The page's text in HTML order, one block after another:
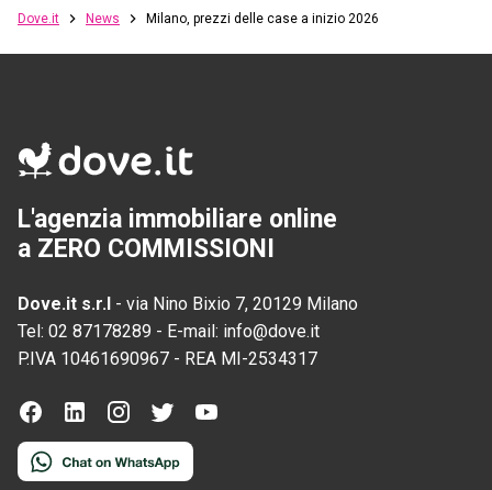
Dove.it News Milano, prezzi delle case a inizio 2026
L'agenzia immobiliare online
a ZERO COMMISSIONI
Dove.it s.r.l - via Nino Bixio 7, 20129 Milano
Tel: 02 87178289 - E-mail: info@dove.it
P.IVA 10461690967 - REA MI-2534317